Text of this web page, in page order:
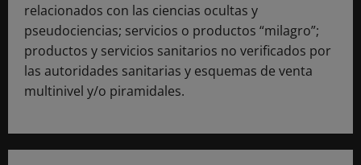
relacionados con las ciencias ocultas y
pseudociencias; servicios o productos “milagro”;
productos y servicios sanitarios no verificados por
las autoridades sanitarias y esquemas de venta
multinivel y/o piramidales.